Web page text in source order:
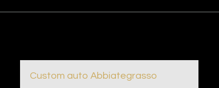
Custom auto Abbiategrasso